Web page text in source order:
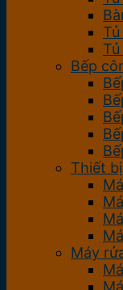
Bếp
Thiết
Máy